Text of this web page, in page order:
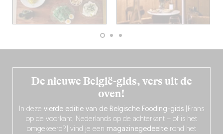
De nieuwe België-gids, vers uit de
oven!
In deze vierde editie van de Belgische Fooding-gids (Frans
op de voorkant, Nederlands op de achterkant – of is het
omgekeerd?) vind je een magazinegedeelte rond het